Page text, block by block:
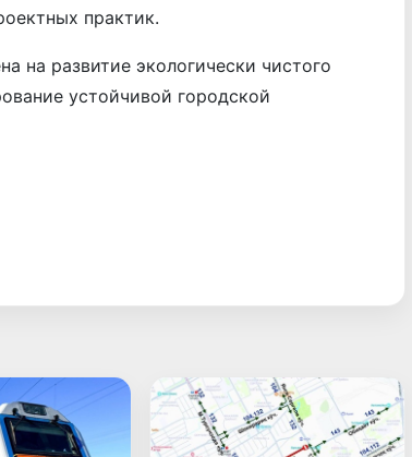
практик.
на развитие экологически чистого
устойчивой городской